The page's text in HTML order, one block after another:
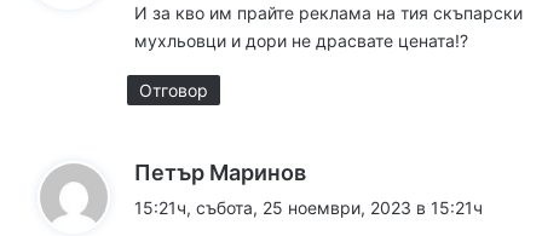
а
:
И за кво им прайте реклама на тия скъпарски
мухльовци и дори не драсвате цената!?
Отговор
Петър Маринов
15:21ч, събота, 25 ноември, 2023 в 15:21ч